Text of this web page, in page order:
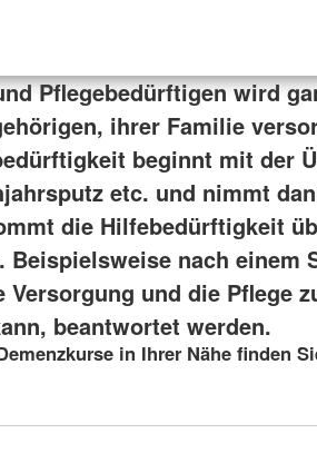
Pflegebedürftigen wird
ihrer Familie
beginnt mit der
etc. und nimmt
die Hilfebedürftigkeit
Beispielsweise nach einem
Versorgung und die Pflege
beantwortet werden.
in Ihrer Nähe finden